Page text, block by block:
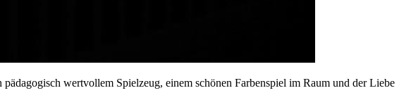
wertvollem Spielzeug, einem schönen Farbenspiel im Raum und der Liebe